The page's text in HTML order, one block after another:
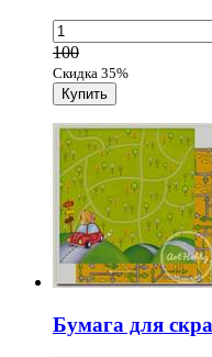
100
Скидка 35%
Бумага для